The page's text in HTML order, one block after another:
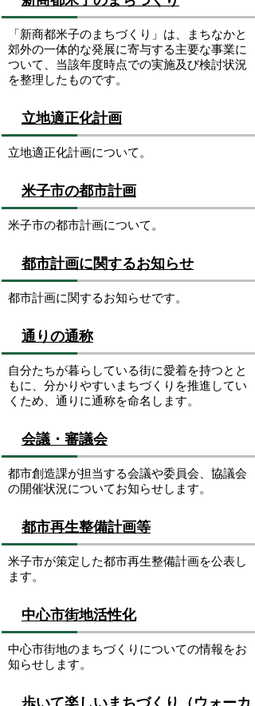
「新商都米子のまちづくり」は、まちなかと
郊外の一体的な発展に寄与する主要な事業に
ついて、当該年度時点での実施及び検討状況
を整理したものです。
立地適正化計画
立地適正化計画について。
米子市の都市計画
米子市の都市計画について。
都市計画に関するお知らせ
都市計画に関するお知らせです。
通りの通称
自分たちが暮らしている街に愛着を持つとと
もに、分かりやすいまちづくりを推進してい
くため、通りに通称を命名します。
会議・審議会
都市創造課が担当する会議や委員会、協議会
の開催状況についてお知らせします。
都市再生整備計画等
米子市が策定した都市再生整備計画を公表し
ます。
中心市街地活性化
中心市街地のまちづくりについての情報をお
知らせします。
歩いて楽しいまちづくり（ウォーカ